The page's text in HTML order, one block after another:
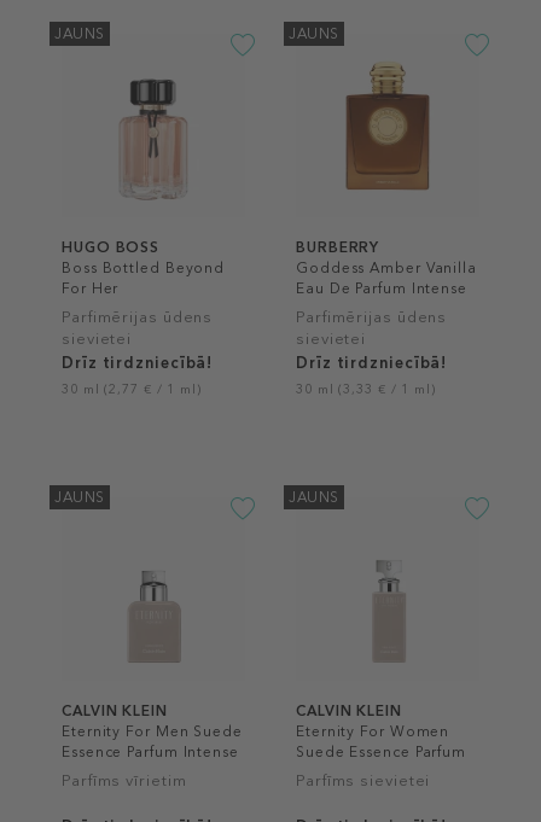
JAUNS
HUGO BOSS
Boss Bottled Beyond
For Her
Parfimērijas ūdens
sievietei
Drīz tirdzniecībā!
30 ml (2,77 € / 1 ml)
JAUNS
BURBERRY
Goddess Amber Vanilla
Eau De Parfum Intense
Parfimērijas ūdens
sievietei
Drīz tirdzniecībā!
30 ml (3,33 € / 1 ml)
JAUNS
CALVIN KLEIN
Eternity For Men Suede
Essence Parfum Intense
Parfīms vīrietim
JAUNS
CALVIN KLEIN
Eternity For Women
Suede Essence Parfum
Intense
Parfīms sievietei